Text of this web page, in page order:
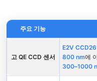
주요 기능
고 QE CCD 센서
E2V
800 nm에
300–1000